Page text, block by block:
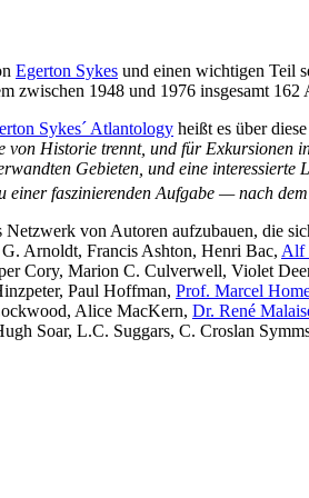
Egerton Sykes und einen wichtigen Teil
zwischen 1948 und 1976 insgesamt 162
Sykes´ Atlantology heißt es über
von Historie trennt, und für
Gebieten, und eine
einer faszinierenden Aufgabe — nach
Netzwerk von Autoren aufzubauen, die
Arnoldt, Francis Ashton, Henri Bac, Alf
Cory, Marion C. Culverwell, Violet
Paul Hoffman, Prof. Marcel
Alice MacKern, Dr. René
Soar, L.C. Suggars, C. Croslan